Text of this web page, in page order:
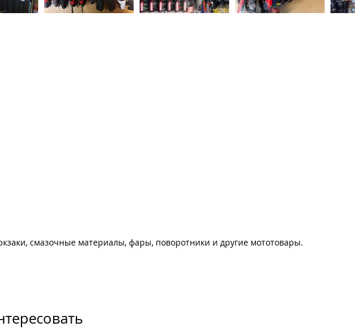
смазочные материалы, фары, поворотники и другие мототовары.